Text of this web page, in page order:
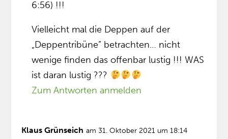
6:56) !!!
Vielleicht mal die Deppen auf der
„Deppentribüne” betrachten… nicht
wenige finden das offenbar lustig !!! WAS
ist daran lustig ???
Zum Antworten anmelden
Klaus Grünseich am 31. Oktober 2021 um 18:14